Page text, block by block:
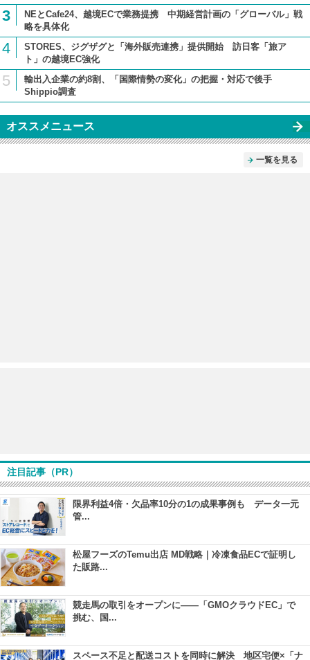
3
NEとCafe24、越境ECで業務提携 中期経営計画の「グローバル」戦
略を具体化
4
STORES、ジグザグと「海外販売連携」提供開始 訪日客「旅ア
ト」の越境EC強化
5
輸出入企業の約8割、「国際情勢の変化」の把握・対応で後手
Shippio調査
オススメニュース
一覧を見る
注目記事（PR）
限界利益4倍・欠品率10分の1の成果事例も データ一元
管...
松屋フーズのTemu出店 MD戦略｜冷凍食品ECで証明し
た販路...
競走馬の取引をオープンに――「GMOクラウドEC」で
挑む、国...
スペース不足と配送コストを同時に解決 地区宅便×「ナ